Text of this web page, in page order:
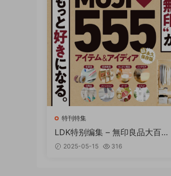
特刊特集
LDK特别编集 – 無印良品大百科
PDF2025-05-15 316